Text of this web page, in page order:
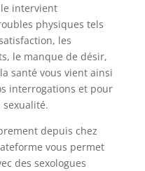
intervient
physiques tels
les
le manque de désir,
santé vous vient ainsi
interrogations et pour
sexualité.
depuis chez
vous permet
des sexologues